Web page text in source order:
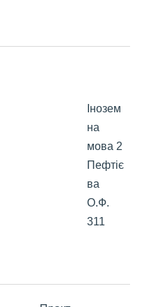
Інозем
на
мова 2
Пефтіє
ва
О.Ф.
311